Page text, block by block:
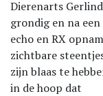
Dierenarts
grondig en na een
echo en RX
zichtbare
zijn blaas te
in de hoop dat